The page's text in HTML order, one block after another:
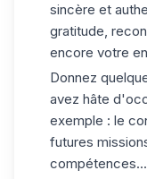
sincère et
gratitude,
encore votre
Donnez
avez hâte
exemple : le
futures
compétences...